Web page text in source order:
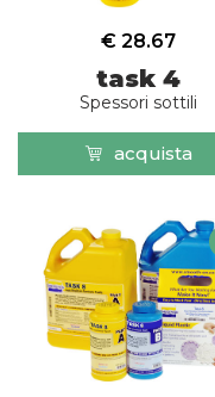
task 4
Spessori sottili
€ 28.67
acquista